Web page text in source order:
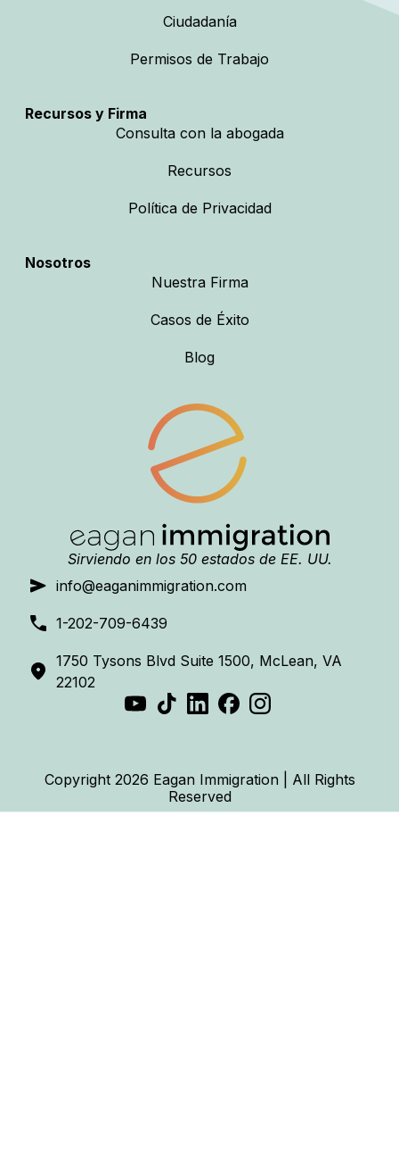
Sirviendo en los 50 estados de EE. UU.
info@eaganimmigration.com
1-202-709-6439
1750 Tysons Blvd Suite 1500, McLean, VA
22102
Ciudadanía
Permisos de Trabajo
Recursos y Firma
Consulta con la abogada
Recursos
Política de Privacidad
Nosotros
Nuestra Firma
Casos de Éxito
Blog
Copyright 2026 Eagan Immigration | All Rights
Reserved